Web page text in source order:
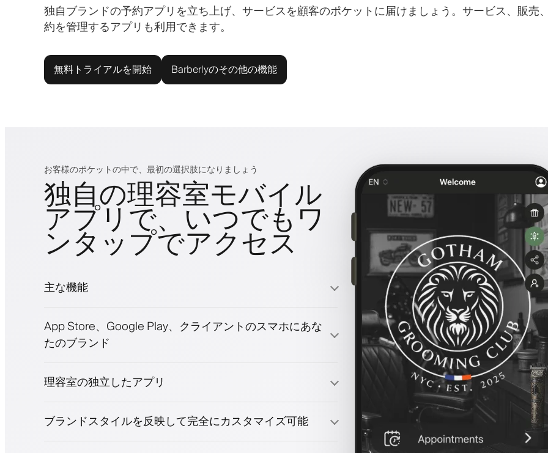
独自ブランドの予約アプリを立ち上げ、サービスを顧客のポケットに届けましょう。サービス、販売
約を管理するアプリも利用できます。
無料トライアルを開始 Barberlyのその他の機能
お客様のポケットの中で、最初の選択肢になりましょう
独自の理容室モバイル
アプリで、いつでもワ
ンタップでアクセス
主な機能
支払い、保証金
美容商品を販売
プッシュ、SMS、メール通知
App Store、Google Play、クライアントのスマホにあな
たのブランド
理容室の独立したアプリ
ブランドスタイルを反映して完全にカスタマイズ可能